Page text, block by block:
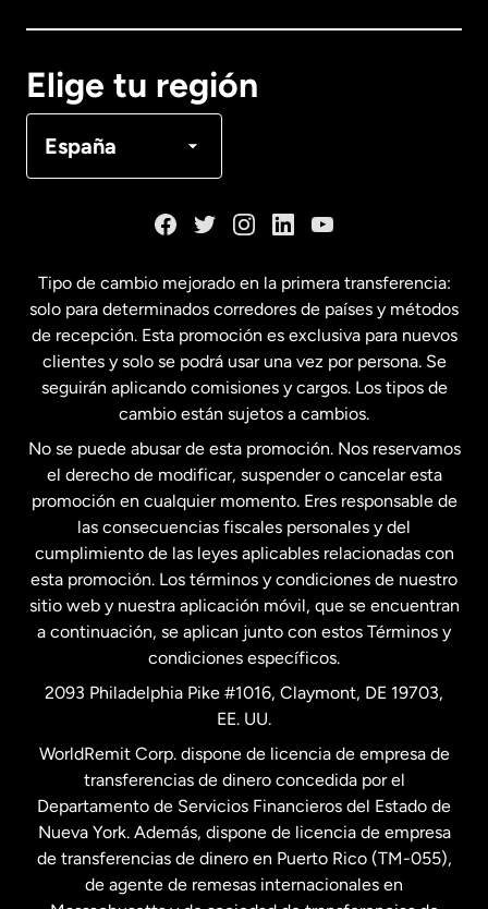
Elige tu región
España
Français
Estados Unidos English
Estados Unidos Español
Francia
Malasia
Nueva Zelanda
Países Bajos
Suecia
Tipo de cambio mejorado en la primera transferencia:
solo para determinados corredores de países y métodos
de recepción. Esta promoción es exclusiva para nuevos
clientes y solo se podrá usar una vez por persona. Se
seguirán aplicando comisiones y cargos. Los tipos de
cambio están sujetos a cambios.
No se puede abusar de esta promoción. Nos reservamos
el derecho de modificar, suspender o cancelar esta
promoción en cualquier momento. Eres responsable de
las consecuencias fiscales personales y del
cumplimiento de las leyes aplicables relacionadas con
esta promoción. Los términos y condiciones de nuestro
sitio web y nuestra aplicación móvil, que se encuentran
a continuación, se aplican junto con estos Términos y
condiciones específicos.
2093 Philadelphia Pike #1016, Claymont, DE 19703,
EE. UU.
WorldRemit Corp. dispone de licencia de empresa de
transferencias de dinero concedida por el
Departamento de Servicios Financieros del Estado de
Nueva York. Además, dispone de licencia de empresa
de transferencias de dinero en Puerto Rico (TM-055),
de agente de remesas internacionales en